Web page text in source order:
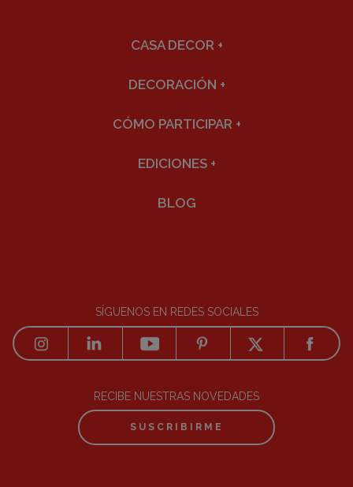
CASA DECOR +
DECORACIÓN +
CÓMO PARTICIPAR +
EDICIONES +
BLOG
SÍGUENOS EN REDES SOCIALES
RECIBE NUESTRAS NOVEDADES
SUSCRIBIRME